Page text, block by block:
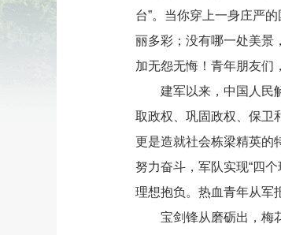
台”。当你穿上一身庄严
丽多彩；没有哪一处美景
加无怨无悔！青年朋友们
建军以来，中国人民解
取政权、巩固政权、保卫
更是造就社会栋梁精英的
努力奋斗，军队实现“四
理想抱负。热血青年从军
宝剑锋从磨砺出，梅花